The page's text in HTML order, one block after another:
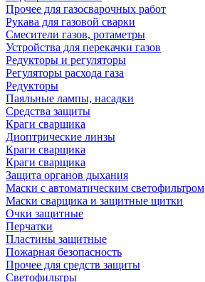
Прочее для газосварочных работ
Рукава для газовой сварки
Смесители газов, ротаметры
Устройства для перекачки газов
Редукторы и регуляторы
Регуляторы расхода газа
Редукторы
Паяльные лампы, насадки
Средства защиты
Краги сварщика
Диоптрические линзы
Краги сварщика
Краги сварщика
Защита органов дыхания
Маски с автоматическим светофильтром
Маски сварщика и защитные щитки
Очки защитные
Перчатки
Пластины защитные
Пожарная безопасность
Прочее для средств защиты
Светофильтры